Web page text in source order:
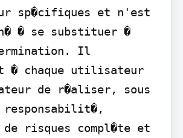
sp�cifiques et n'est
� se substituer �
Il
� chaque utilisateur
de r�aliser, sous
responsabilit�,
risques compl�te et